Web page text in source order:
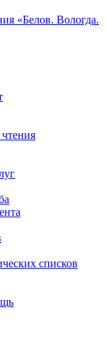
«Белов. Вологда.
списков